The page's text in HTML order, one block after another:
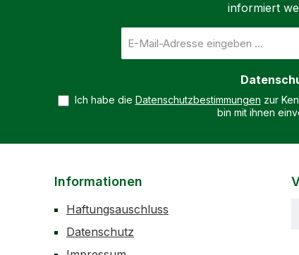
informiert
Mail-
Ich habe die Datenschutzbestimmungen zur
bin mit ihnen
Informationen
Haftungsauschluss
Datenschutz